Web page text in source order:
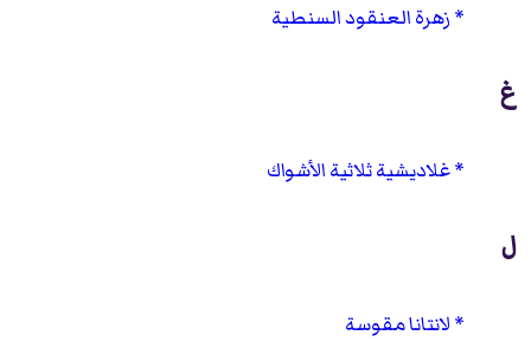
زهرة العنقود السنطية
غ
غلاديشية ثلاثية الأشواك
ل
لانتانا مقوسة